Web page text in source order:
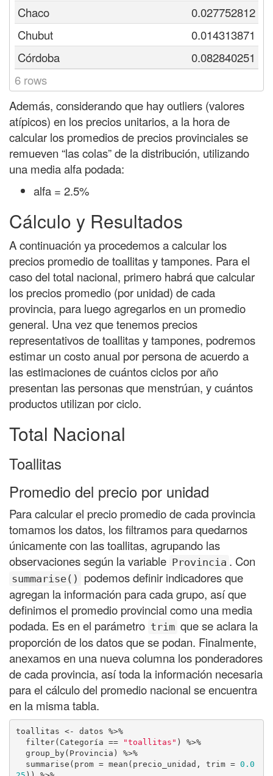
Chaco
0.027752812
Chubut
0.014313871
Córdoba
0.082840251
6 rows
Además, considerando que hay outliers (valores
atípicos) en los precios unitarios, a la hora de
calcular los promedios de precios provinciales se
remueven “las colas” de la distribución, utilizando
una media alfa podada:
alfa = 2.5%
Cálculo y Resultados
A continuación ya procedemos a calcular los
precios promedio de toallitas y tampones. Para el
caso del total nacional, primero habrá que calcular
los precios promedio (por unidad) de cada
provincia, para luego agregarlos en un promedio
general. Una vez que tenemos precios
representativos de toallitas y tampones, podremos
estimar un costo anual por persona de acuerdo a
las estimaciones de cuántos ciclos por año
presentan las personas que menstrúan, y cuántos
productos utilizan por ciclo.
Total Nacional
Toallitas
Promedio del precio por unidad
Para calcular el precio promedio de cada provincia
tomamos los datos, los filtramos para quedarnos
únicamente con las toallitas, agrupando las
observaciones según la variable Provincia . Con
summarise()
podemos definir indicadores que
agregan la información para cada grupo, así que
definimos el promedio provincial como una media
podada. Es en el parámetro trim que se aclara la
proporción de los datos que se podan. Finalmente,
anexamos en una nueva columna los ponderadores
de cada provincia, así toda la información necesaria
para el cálculo del promedio nacional se encuentra
en la misma tabla.
toallitas <- datos %>%
  filter(Categoría ==
"toallitas" ) %>%
  summarise(prom = mean(precio_unidad, trim =
0.0